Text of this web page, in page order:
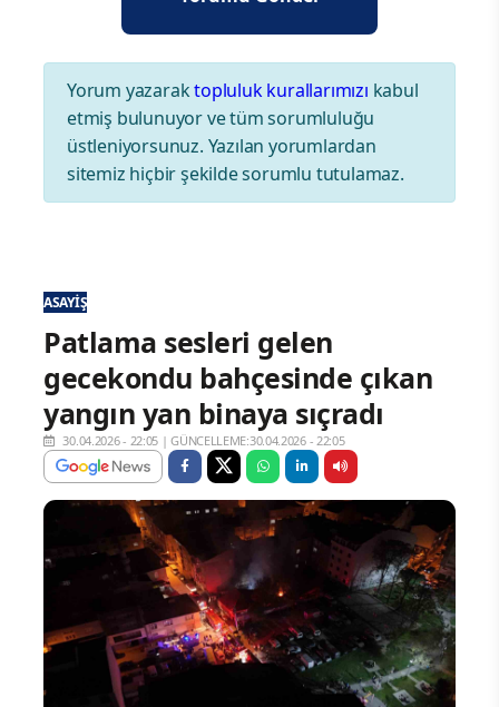
Yorum yazaraktopluluk kurallarımızı kabul
etmiş bulunuyor ve tüm sorumluluğu
üstleniyorsunuz. Yazılan yorumlardan
sitemiz hiçbir şekilde sorumlu tutulamaz.
ASAYIŞ
Patlama sesleri gelen
gecekondu bahçesinde çıkan
yangın yan binaya sıçradı
30.04.2026 - 22:05 |GÜNCELLEME:30.04.2026 - 22:05